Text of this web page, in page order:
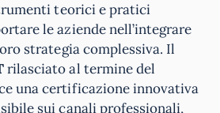
teorici e pratici
le aziende nell’integrare
strategia complessiva. Il
rilasciato al termine del
una certificazione innovativa
sui canali professionali,